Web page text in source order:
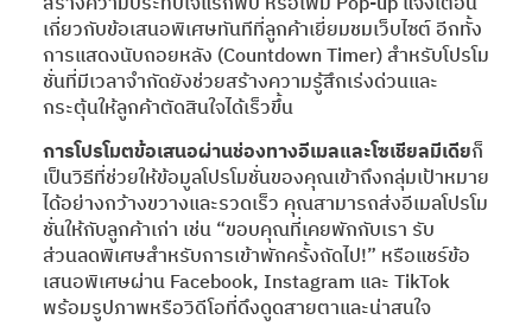
เกี่ยวกับข้อเสนอพิเศษทันทีที่ลูกค้าเยี่ยมชมเว็บไซต์ อีกทั้ง
การแสดงนับถอยหลัง (Countdown Timer) สำหรับโปรโม
ชั่นที่มีเวลาจำกัดยังช่วยสร้างความรู้สึกเร่งด่วนและ
กระตุ้นให้ลูกค้าตัดสินใจได้เร็วขึ้น
การโปรโมตข้อเสนอผ่านช่องทางอีเมลและโซเชียลมีเดียก็
เป็นวิธีที่ช่วยให้ข้อมูลโปรโมชั่นของคุณเข้าถึงกลุ่มเป้าหมาย
ได้อย่างกว้างขวางและรวดเร็ว คุณสามารถส่งอีเมลโปรโม
ชั่นให้กับลูกค้าเก่า เช่น “ขอบคุณที่เคยพักกับเรา รับ
ส่วนลดพิเศษสำหรับการเข้าพักครั้งถัดไป!” หรือแชร์ข้อ
เสนอพิเศษผ่าน Facebook, Instagram และ TikTok
พร้อมรูปภาพหรือวิดีโอที่ดึงดูดสายตาและน่าสนใจ